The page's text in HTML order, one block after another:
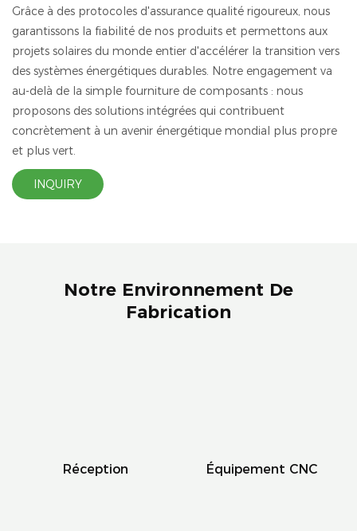
Grâce à des protocoles d'assurance qualité rigoureux, nous
garantissons la fiabilité de nos produits et permettons aux
projets solaires du monde entier d'accélérer la transition vers
des systèmes énergétiques durables. Notre engagement va
au-delà de la simple fourniture de composants : nous
proposons des solutions intégrées qui contribuent
concrètement à un avenir énergétique mondial plus propre
et plus vert.
INQUIRY
Notre Environnement De
Fabrication
Réception Équipement CNC